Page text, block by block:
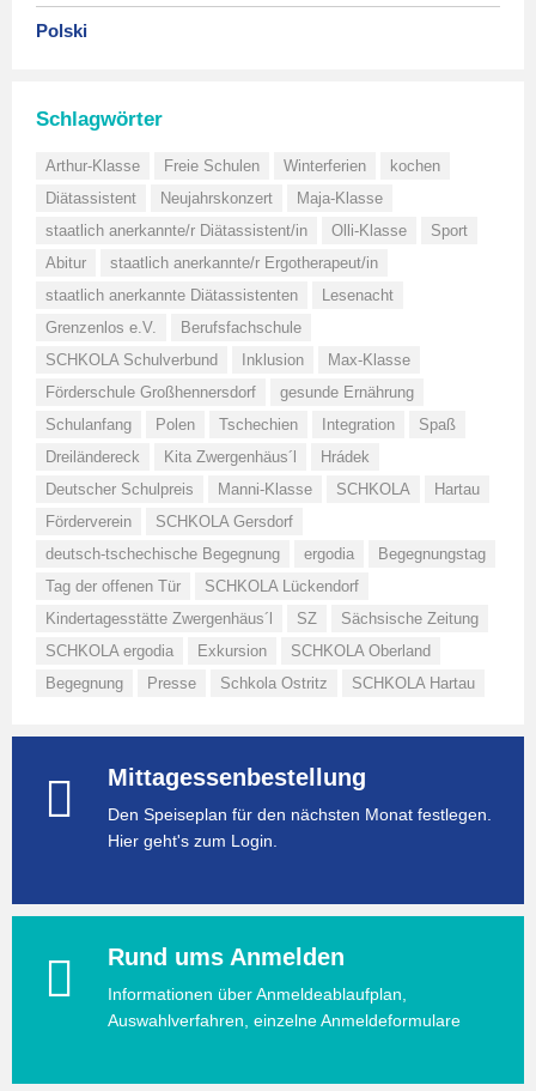
Polski
Schlagwörter
Arthur-Klasse Freie Schulen Winterferien
kochen
Diätassistent
Neujahrskonzert
Maja-Klasse
staatlich anerkannte/r Diätassistent/in
Olli-Klasse
Sport
Abitur
staatlich anerkannte/r Ergotherapeut/in
staatlich anerkannte Diätassistenten
Lesenacht
Grenzenlos e.V.
Berufsfachschule
SCHKOLA Schulverbund
Inklusion
Max-Klasse
Förderschule Großhennersdorf
gesunde Ernährung
Schulanfang
Polen Tschechien Integration
Spaß
Dreiländereck
Kita Zwergenhäus´l
Hrádek
Deutscher Schulpreis
Manni-Klasse SCHKOLA
Hartau
Förderverein
SCHKOLA Gersdorf
deutsch-tschechische Begegnung
ergodia
Begegnungstag
Tag der offenen Tür
SCHKOLA Lückendorf
Kindertagesstätte Zwergenhäus´l
SZ
Sächsische Zeitung
SCHKOLA ergodia
Exkursion
SCHKOLA Oberland
Begegnung
Presse Schkola Ostritz SCHKOLA Hartau
Mittagessenbestellung
Den Speiseplan für den nächsten Monat festlegen.
Hier geht's zum Login.
Rund ums Anmelden
Informationen über Anmeldeablaufplan,
Auswahlverfahren, einzelne Anmeldeformulare